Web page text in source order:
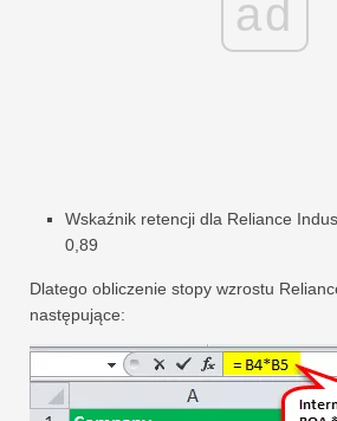
ad
Wskaźnik retencji dla Reliance
0,89
Dlatego obliczenie stopy wzrostu
następujące: